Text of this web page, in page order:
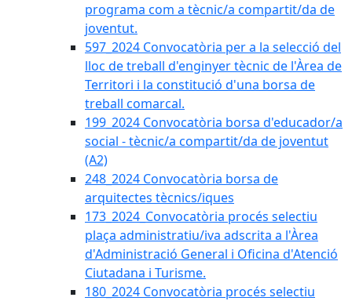
programa com a tècnic/a compartit/da de
joventut.
597_2024 Convocatòria per a la selecció del
lloc de treball d'enginyer tècnic de l'Àrea de
Territori i la constitució d'una borsa de
treball comarcal.
199_2024 Convocatòria borsa d'educador/a
social - tècnic/a compartit/da de joventut
(A2)
248_2024 Convocatòria borsa de
arquitectes tècnics/iques
173_2024_Convocatòria procés selectiu
plaça administratiu/iva adscrita a l'Àrea
d'Administració General i Oficina d'Atenció
Ciutadana i Turisme.
180_2024 Convocatòria procés selectiu